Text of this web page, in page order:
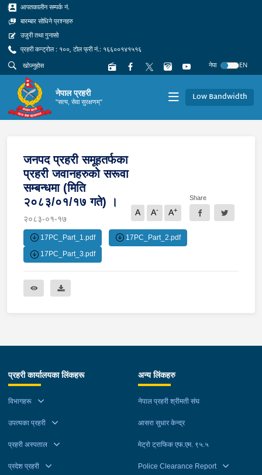
आपतकालीन सम्पर्क नं.
बारम्बार सोधिने प्रश्नहरु
उजुरी तथा गुनासो
प्रहरी कन्ट्रोल : १००, टोल फ्री नं.: १६६००१४१५१६
नेपा
EN
नेपाल प्रहरी
"सत्य, सेवा सुरक्षणम्" Low Bandwidth
जनपद प्रहरी समूहतर्फका
प्रहरी जवानहरुको सरूवा
सम्बन्धमा (मिति
२०८३/०१/१७ गते) ।
२०८३-०१-१७
A A- A+
Share
17PC_Part_1.pdf 17PC_Part_2.pdf
17PC_Part_3.pdf
प्रहरी कार्यालयका लिंकहरू
विभागहरू
उपत्यका प्रहरी
प्रहरी अस्पताल
प्रदेश प्रहरी
अन्य लिंकहरु
नेपाल प्रहरी श्रीमती संघ
आसरा सुधार केन्द्र
मेट्रो ट्राफिक एफ.एम. ९५.५
Police Clearance Report